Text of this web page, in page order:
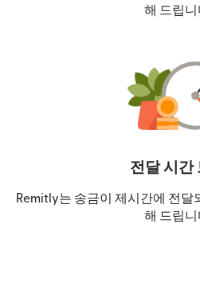
해 드립니
전달 시간
Remitly는 송금이 제시간에 전달
해 드립니